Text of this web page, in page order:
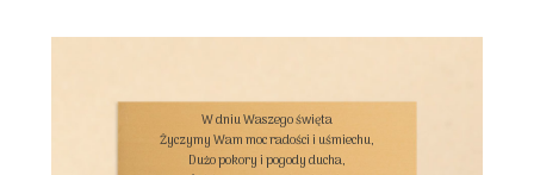
W dniu Waszego święta
Życzymy Wam moc radości i uśmiechu,
Dużo pokory i pogody ducha,